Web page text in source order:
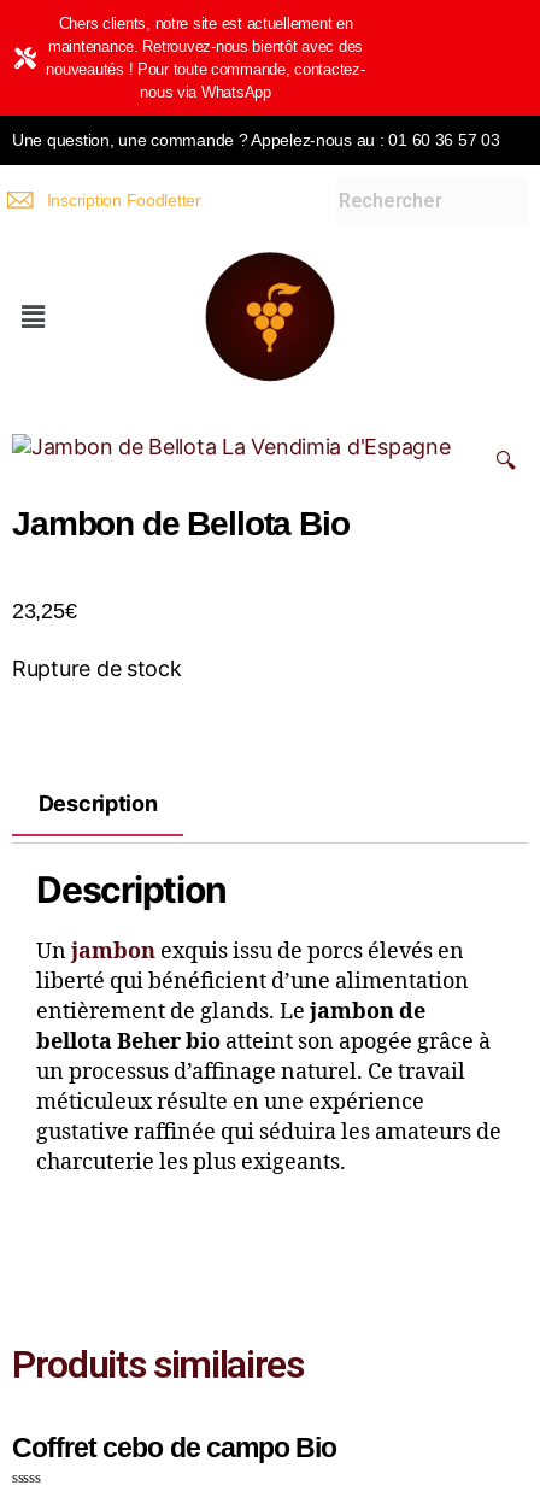
Chers clients, notre site est actuellement en
maintenance. Retrouvez-nous bientôt avec des
nouveautés ! Pour toute commande, contactez-
nous via WhatsApp
Une question, une commande ? Appelez-nous au : 01 60 36 57 03
Inscription Foodletter
🔍
Jambon de Bellota Bio
23,25€
Rupture de stock
Description
Description
Unjambon exquis issu de porcs élevés en
liberté qui bénéficient d’une alimentation
entièrement de glands. Le jambon de
bellota Beher bio atteint son apogée grâce à
un processus d’affinage naturel. Ce travail
méticuleux résulte en une expérience
gustative raffinée qui séduira les amateurs de
charcuterie les plus exigeants.
Produits similaires
Coffret cebo de campo Bio